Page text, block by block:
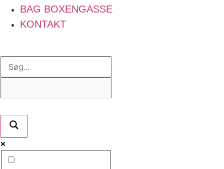
BAG BOXENGASSE
KONTAKT